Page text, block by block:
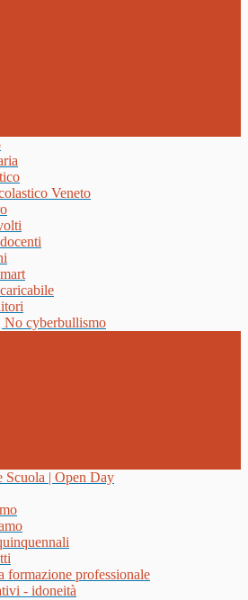
Veneto
No cyberbullismo
Scuola | Open Day
formazione professionale
- idoneità